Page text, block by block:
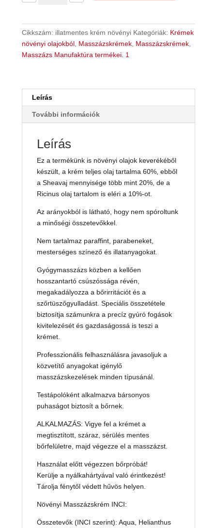
mennyiség
Cikkszám: illatmentes krém növényi Kategóriák: Krémek
növényi olajokból, Masszázskrémek, Masszázskrémek,
Masszázs Manufaktúra termékei. 1
Leírás
További információk
Leírás
Ez a termékünk is növényi olajok keverékéből
készült, a krém teljes olaj tartalma 60%, ebből
a Sheavaj mennyisége több mint 20%, de a
Ricinus olaj tartalom is eléri a 10%-ot.
Az arányokból is látható, hogy nem spóroltunk
a minőségi összetevőkkel.
Nem tartalmaz paraffint, parabeneket,
mesterséges színező és illatanyagokat.
Gyógymasszázs közben a kellően
hosszantartó csúszóssága révén,
megakadályozza a bőrirritációt és a
szőrtüszőgyulladást. Speciális összetétele
biztosítja számunkra a precíz gyúró fogások
kivitelezését és gazdaságossá is teszi a
krémet.
Professzionális felhasználásra javasoljuk a
közvetítő anyagokat igénylő
masszázskezelések minden típusánál.
Testápolóként alkalmazva bársonyos
puhaságot biztosít a bőrnek.
ALKALMAZÁS: Vigye fel a krémet a
megtisztított, száraz, sérülés mentes
bőrfelületre, majd végezze el a masszázst.
Használat előtt végezzen bőrpróbát!
Kerülje a nyálkahártyával való érintkezést!
Tárolja fénytől védett hűvös helyen.
Növényi Masszázskrém INCI:
Összetevők (INCI szerint): Aqua, Helianthus